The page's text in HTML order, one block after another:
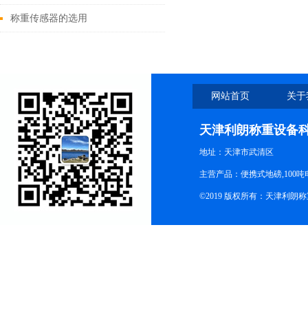
价格
称重传感器的选用
网站首页 关
天津利朗称重设备
地址：天津市武清区
主营产品：便携式地磅,100
©2019 版权所有：天津利朗